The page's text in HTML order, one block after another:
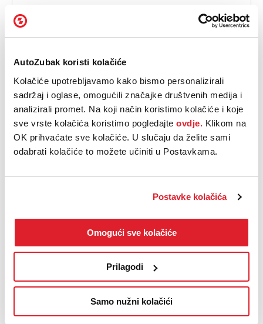
AutoZubak koristi kolačiće
Kolačiće upotrebljavamo kako bismo personalizirali
sadržaj i oglase, omogućili značajke društvenih medija i
analizirali promet. Na koji način koristimo kolačiće i koje
sve vrste kolačića koristimo pogledajte ovdje. Klikom na
OK prihvaćate sve kolačiće. U slučaju da želite sami
odabrati kolačiće to možete učiniti u Postavkama.
Postavke kolačića
Omogući sve kolačiće
Prilagodi
Samo nužni kolačići
Zatražiti ponudu
nećete moći odbiti.
Zakazati probnu vožnju
Odaberite lokaciju i zatražite termin probne vožnje.
Što ako odustanem od kupnje
Kada će se osloboditi sredstva na
mojoj kartici?